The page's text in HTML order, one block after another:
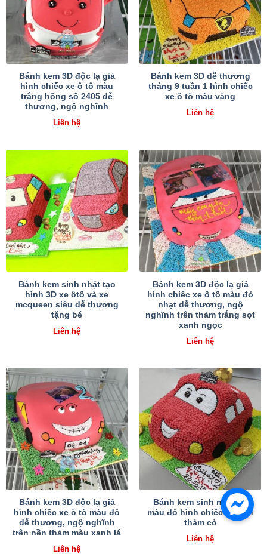
Bánh kem 3D độc lạ giả
hình chiếc xe ô tô màu
trắng hồng số 2405 dễ
thương, ngộ nghĩnh
Liên hệ
Bánh kem 3D dễ thương
tháng 9 tuần 1 hình chiếc
xe ô tô màu vàng
Liên hệ
Bánh kem sinh nhật tạo
hình 3D xe ôtô và xe
mcqueen siêu dễ thương
tặng bé
Liên hệ
Bánh kem 3D độc lạ giả
hình chiếc xe ô tô màu đỏ
nhạt dễ thương, ngộ
nghĩnh trên thảm trắng sọt
xanh ngọc
Liên hệ
Bánh kem 3D độc lạ giả
hình chiếc xe ô tô màu đỏ
dễ thương, ngộ nghĩnh
trên nền thảm màu xanh lá
Liên hệ
Bánh kem sinh nhật 3D
màu đỏ hình chiếc xe trên
thảm cỏ
Liên hệ